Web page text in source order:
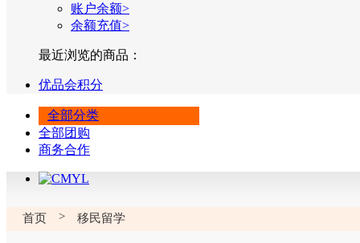
账户余额>
余额充值>
最近浏览的商品：
优品会积分
全部分类
全部团购
商务合作
首页 > 移民留学